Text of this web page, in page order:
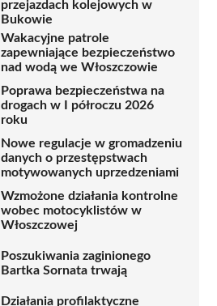
przejazdach kolejowych w
Bukowie
Wakacyjne patrole
zapewniające bezpieczeństwo
nad wodą we Włoszczowie
Poprawa bezpieczeństwa na
drogach w I półroczu 2026
roku
Nowe regulacje w gromadzeniu
danych o przestępstwach
motywowanych uprzedzeniami
Wzmożone działania kontrolne
wobec motocyklistów w
Włoszczowej
Poszukiwania zaginionego
Bartka Sornata trwają
Działania profilaktyczne